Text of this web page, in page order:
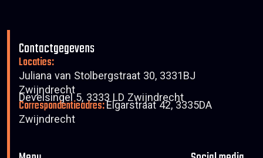
Contactgegevens
Locaties:
Juliana van Stolbergstraat 30, 3331BJ
Zwijndrecht
Develsingel 5, 3333 LD Zwijndrecht
Correspondentieadres:Elgarstraat 42, 3335DA
Zwijndrecht